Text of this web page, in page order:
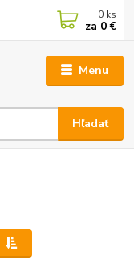
Menu
Hľadať
0 ks
za 0 €